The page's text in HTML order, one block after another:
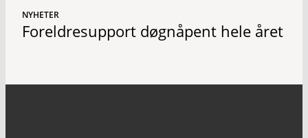
NYHETER
Foreldresupport døgnåpent hele året